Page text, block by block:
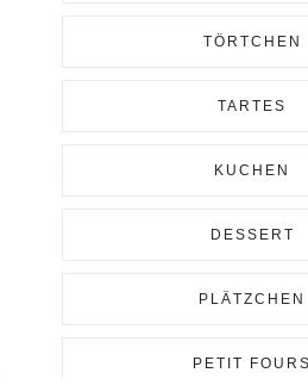
TÖRTCHEN
TARTES
KUCHEN
DESSERT
PLÄTZCHEN
PETIT FOURS